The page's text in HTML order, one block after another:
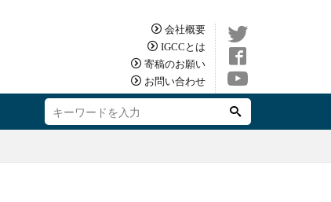
会社概要
IGCCとは
寄稿のお願い
お問い合わせ